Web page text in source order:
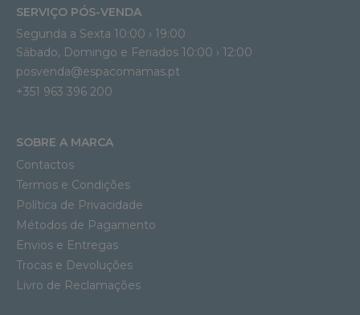
SERVIÇO PÓS-VENDA
Segunda a Sexta 10:00 › 19:00
Sábado, Domingo e Feriados 10:00 › 12:00
posvenda@espacomamas.pt
+351 963 396 200
SOBRE A MARCA
Contactos
Termos e Condições
Política de Privacidade
Métodos de Pagamento
Envios e Entregas
Trocas e Devoluções
Livro de Reclamações